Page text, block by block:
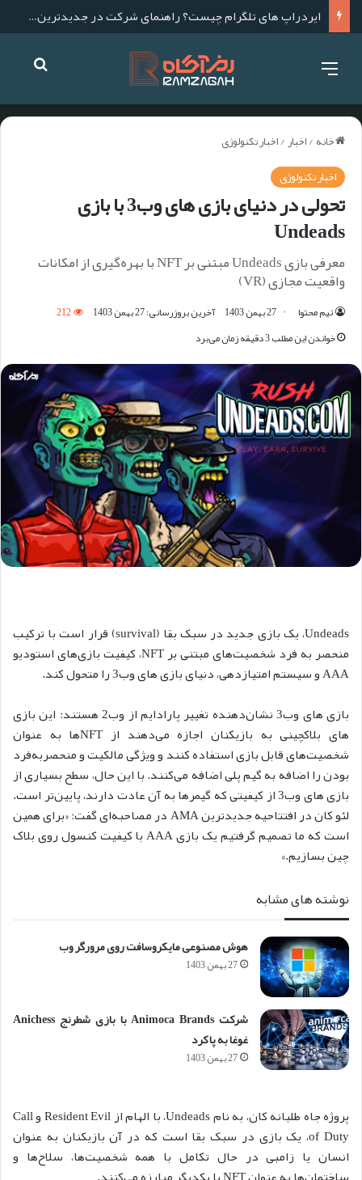
تحلیل آنچین چیست؟ آموزش صفر تا صد تحلیل آنچین
خانه/اخبار/اخبار تکنولوژی
اخبار تکنولوژی
تحولی در دنیای بازی های وب3 با بازی
Undeads
معرفی بازی Undeads مبتنی بر NFT با بهره‌گیری از امکانات
واقعیت مجازی (VR)
تیم محتوا 27 بهمن 1403 آخرین بروزرسانی: 27 بهمن 1403
212
خواندن این مطلب 3 دقیقه زمان می‌برد
Undeads
، یک بازی جدید در سبک بقا (survival) قرار است با ترکیب
منحصر به فرد شخصیت‌های مبتنی بر NFT، کیفیت بازی‌های استودیو
AAA و سیستم امتیازدهی، دنیای بازی های وب3 را متحول کند.
بازی های وب3 نشان‌دهنده تغییر پارادایم از وب2 هستند: این بازی
های بلاکچینی به بازیکنان اجازه می‌دهند از NFT‌ها به عنوان
شخصیت‌های قابل بازی استفاده کنند و ویژگی مالکیت و منحصربه‌فرد
بودن را اضافه به گیم پلی اضافه می‌کنند. با این حال، سطح بسیاری از
بازی های وب3 از کیفیتی که گیمرها به آن عادت دارند، پایین‌تر است.
لئو کان در افتتاحیه جدیدترین AMA در مصاحبه‌ای گفت: «برای همین
است که ما تصمیم گرفتیم یک بازی AAA با کیفیت کنسول روی بلاک
چین بسازیم.»
نوشته های مشابه
هوش مصنوعی مایکروسافت روی مرورگر وب
27 بهمن 1403
شرکت Animoca Brands با بازی شطرنج Anichess
غوغا به پا کرد
27 بهمن 1403
پروژه جاه طلبانه کان، به نام Undeads، با الهام از Resident Evil و Call
of Duty، یک بازی در سبک بقا است که در آن بازیکنان به عنوان
انسان یا زامبی در حال تکامل با همه شخصیت‌ها، سلاح‌ها و